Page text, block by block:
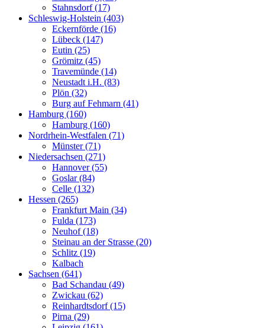
Stahnsdorf (17)
Schleswig-Holstein (403)
Eckernförde (16)
Lübeck (147)
Eutin (25)
Grömitz (45)
Travemünde (14)
Neustadt i.H. (83)
Plön (32)
Burg auf Fehmarn (41)
Hamburg (160)
Hamburg (160)
Nordrhein-Westfalen (71)
Münster (71)
Niedersachsen (271)
Hannover (55)
Goslar (84)
Celle (132)
Hessen (265)
Frankfurt Main (34)
Fulda (173)
Neuhof (18)
Steinau an der Strasse (20)
Schlitz (19)
Kalbach
Sachsen (641)
Bad Schandau (49)
Zwickau (62)
Reinhardtsdorf (15)
Pirna (29)